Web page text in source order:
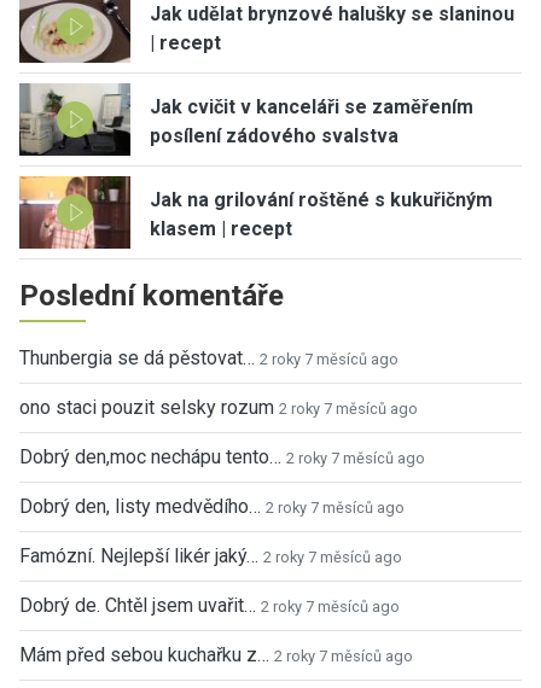
Jak udělat brynzové halušky se slaninou
| recept
Jak cvičit v kanceláři se zaměřením
posílení zádového svalstva
Jak na grilování roštěné s kukuřičným
klasem | recept
Poslední komentáře
Thunbergia se dá pěstovat… 2 roky 7 měsíců ago
ono staci pouzit selsky rozum 2 roky 7 měsíců ago
Dobrý den,moc nechápu tento… 2 roky 7 měsíců ago
Dobrý den, listy medvědího… 2 roky 7 měsíců ago
Famózní. Nejlepší likér jaký… 2 roky 7 měsíců ago
Dobrý de. Chtěl jsem uvařit… 2 roky 7 měsíců ago
Mám před sebou kuchařku z… 2 roky 7 měsíců ago